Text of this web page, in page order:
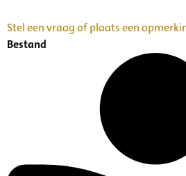
Stel een vraag of plaats een
Bestand